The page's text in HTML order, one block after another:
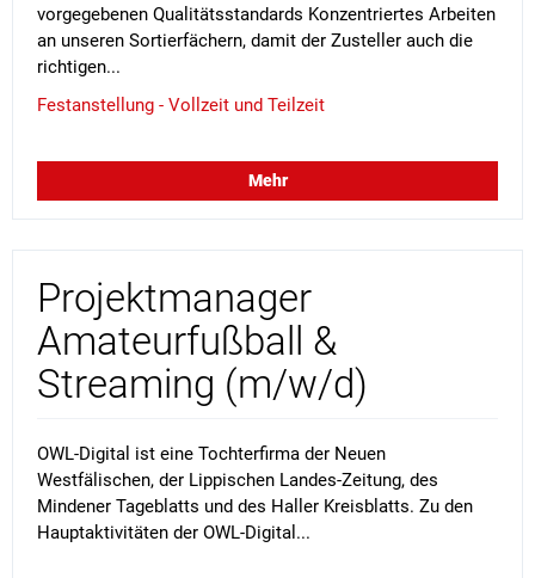
vorgegebenen Qualitätsstandards Konzentriertes Arbeiten
an unseren Sortierfächern, damit der Zusteller auch die
richtigen...
Festanstellung - Vollzeit und Teilzeit
Mehr
Projektmanager
Amateurfußball &
Streaming (m/w/d)
OWL-Digital ist eine Tochterfirma der Neuen
Westfälischen, der Lippischen Landes-Zeitung, des
Mindener Tageblatts und des Haller Kreisblatts. Zu den
Hauptaktivitäten der OWL-Digital...